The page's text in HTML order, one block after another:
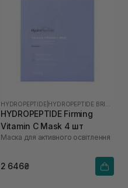
HYDROPEPTIDE
HYDROPEPTIDE Firming
Vitamin C Mask 4 шт
Маска для активного освітлення
2 646₴